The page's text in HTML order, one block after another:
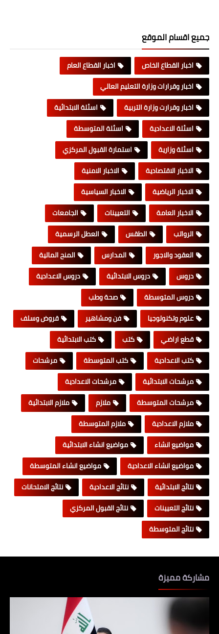
جميع اقسام الموقع
اخبار القطاع الخاص
اخبار القطاع العام
اخبار وقرارات وزارة التعليم العالي
اخبار وقرارت وزارة التربية
اسئلة الابتدائية
اسئلة الاعدادية
اسئلة المتوسطة
اسئلة وزارية
استمارة القبول المركزي
الاخبار الاقتصادية
الاخبار الامنية
الاخبار الرياضية
الاخبار السياسية
الاخبار العامة
التعيينات
الجامعات
الرواتب
الطقس
العطل الرسمية
العقود والاجور
المدارس
المنح المالية
دروس
دروس الابتدائية
دروس الاعدادية
دروس المتوسطة
صحة وطب
علوم وتكنولوجيا
فن ومشاهير
قروض وسلف
قطع اراضي
كتب
كتب الابتدائية
كتب الاعدادية
كتب المتوسطة
مرشحات
مرشحات الابتدائية
مرشحات الاعدادية
مرشحات المتوسطة
ملازم
ملازم الابتدائية
ملازم الاعدادية
ملازم المتوسطة
مواضيع انشاء
مواضيع انشاء الابتدائية
مواضيع انشاء الاعدادية
مواضيع انشاء المتوسطة
نتائج الابتدائية
نتائج الاعدادية
نتائج الامتحانات
نتائج التعيينات
نتائج القبول المركزي
نتائج المتوسطة
مشاركة مميزة